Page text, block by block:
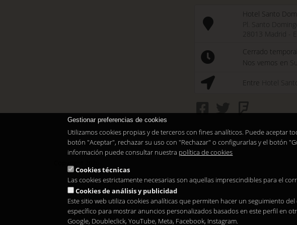
Hotel Santo
Pl. Santo
28013
Madrid
Cerrado
Nos vemos en
Entre Hotel
Gestionar preferencias de cookies
Utilizamos cookies propias y de terceros con fines analíticos. Puede aceptar
botón "Aceptar", rechazar su uso con "Rechazar" o configurarlas y el botón
información puede consultar nuestra política de cookies
Cookies técnicas
Las cookies estrictamente necesarias son aquellas imprescindibles para el
Cookies de análisis y publicidad
Este sitio web utiliza cookies analíticas que permiten hacer un seguimiento
específico para mostrar anuncios personalizados basados en este perfil en
Google, Doubleclick, YouTube, Meta, Facebook, Instagram.